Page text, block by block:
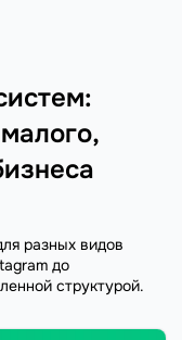
разных видов
до
структурой.